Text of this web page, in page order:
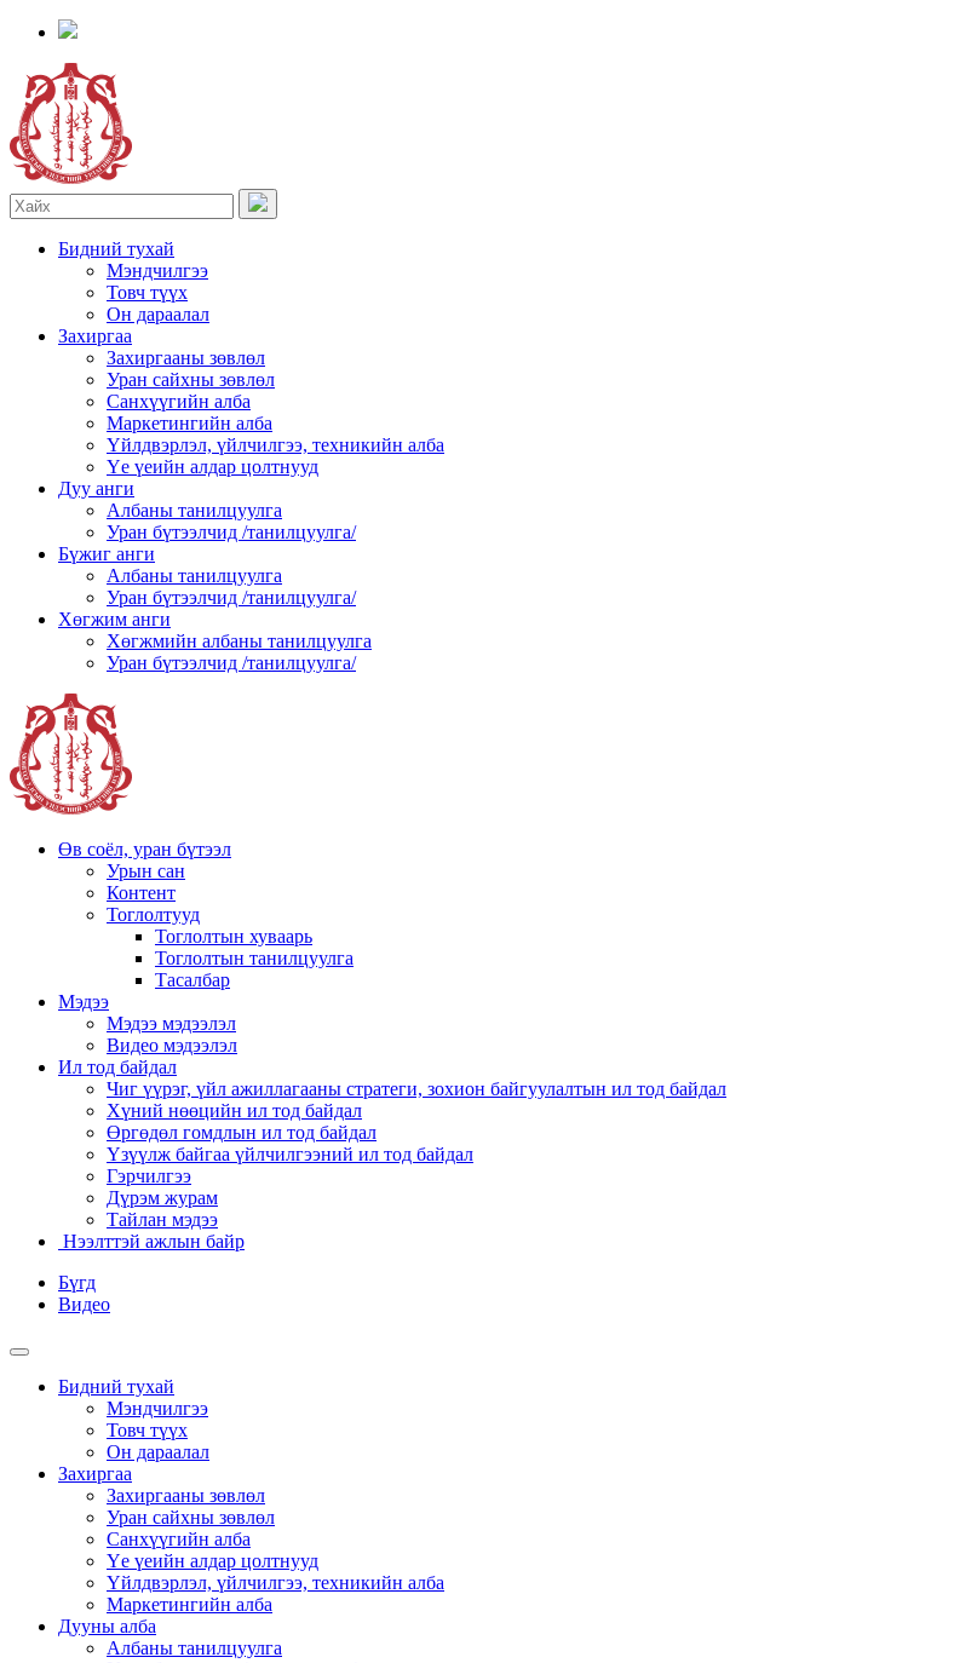
Бидний тухай
Мэндчилгээ
Товч түүх
Он дараалал
Захиргаа
Захиргааны зөвлөл
Уран сайхны зөвлөл
Санхүүгийн алба
Маркетингийн алба
Үйлдвэрлэл, үйлчилгээ, техникийн алба
Үе үеийн алдар цолтнууд
Дуу анги
Албаны танилцуулга
Уран бүтээлчид /танилцуулга/
Бүжиг анги
Албаны танилцуулга
Уран бүтээлчид /танилцуулга/
Хөгжим анги
Хөгжмийн албаны танилцуулга
Уран бүтээлчид /танилцуулга/
Өв соёл, уран бүтээл
Урын сан
Контент
Тоглолтууд
Тоглолтын хуваарь
Тоглолтын танилцуулга
Тасалбар
Мэдээ
Мэдээ мэдээлэл
Видео мэдээлэл
Ил тод байдал
Чиг үүрэг, үйл ажиллагааны стратеги, зохион байгуулалтын ил тод байдал
Хүний нөөцийн ил тод байдал
Өргөдөл гомдлын ил тод байдал
Үзүүлж байгаа үйлчилгээний ил тод байдал
Гэрчилгээ
Дүрэм журам
Тайлан мэдээ
Нээлттэй ажлын байр
Бүгд
Видео
Бидний тухай
Мэндчилгээ
Товч түүх
Он дараалал
Захиргаа
Захиргааны зөвлөл
Уран сайхны зөвлөл
Санхүүгийн алба
Үе үеийн алдар цолтнууд
Үйлдвэрлэл, үйлчилгээ, техникийн алба
Маркетингийн алба
Дууны алба
Албаны танилцуулга